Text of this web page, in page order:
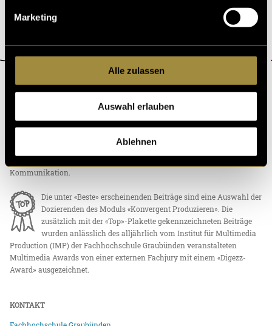
Marketing
Alle zulassen
Auswahl erlauben
Ablehnen
ÜBER DIGEZZ
«Digezz» ist die Produktionsplattform des Bachelor-Studiengangs
«Multimedia Production» an der Fachhochschule Graubünden und der
Berner Fachhochschule. Studierende produzieren auf dieser Plattform
eigenständig multimediale Inhalte und erlangen so die nötige
Kommunikation.
Die unter «Beste» erscheinenden Beiträge sind eine Auswahl der
Dozierenden des Moduls «Konvergent Produzieren». Die
zusätzlich mit der «Top»-Plakette gekennzeichneten Beiträge
wurden anlässlich des alljährlich vom Institut für Multimedia
Production (IMP) der Fachhochschule Graubünden veranstalteten
Multimedia Awards von einer externen Fachjury mit einem «Digezz-
Award» ausgezeichnet.
KONTAKT